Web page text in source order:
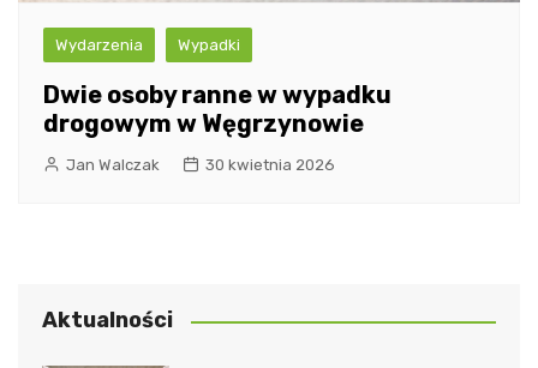
Wydarzenia Wypadki
Dwie osoby ranne w wypadku
drogowym w Węgrzynowie
Jan Walczak 30 kwietnia 2026
Aktualności